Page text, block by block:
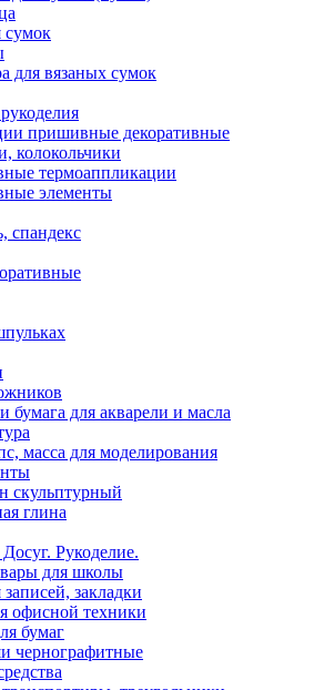
сумок
для вязаных сумок
пришивные декоративные
колокольчики
термоаппликации
элементы
спандекс
бумага для акварели и масла
масса для моделирования
скульптурный
глина
Рукоделие.
для школы
закладки
офисной техники
бумаг
чернографитные